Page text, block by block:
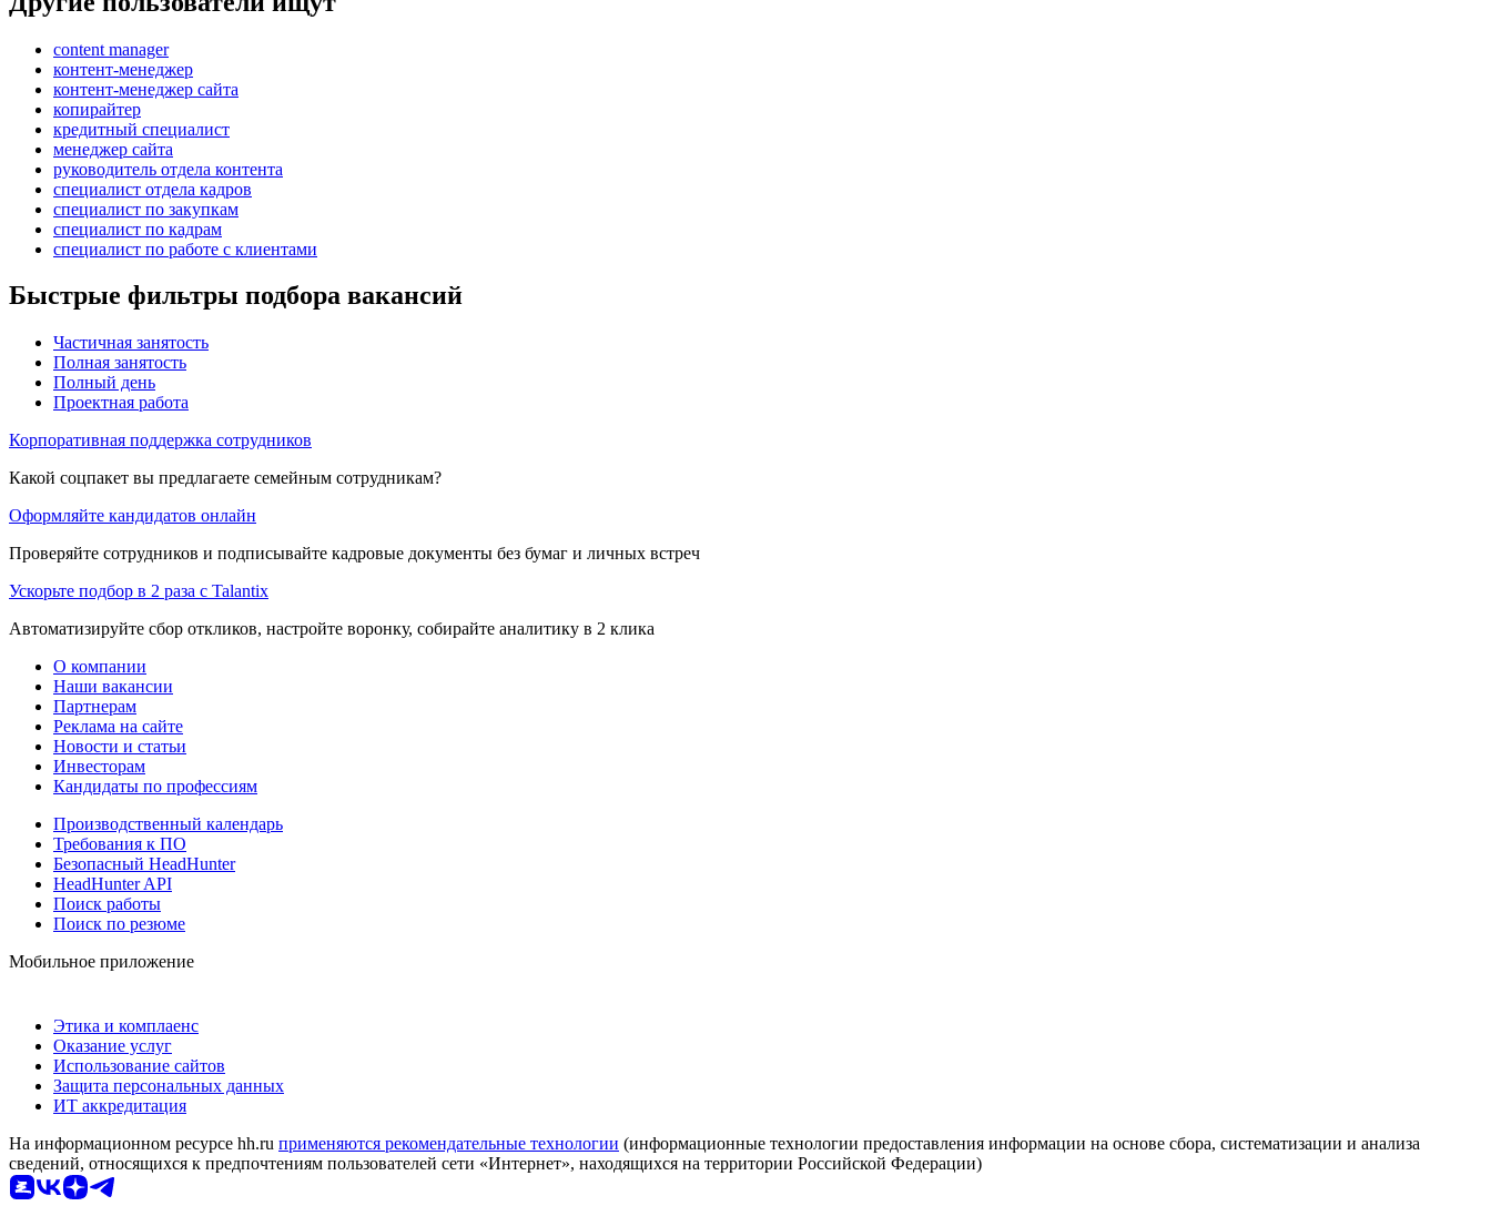
content manager
контент-менеджер
контент-менеджер сайта
копирайтер
кредитный специалист
менеджер сайта
руководитель отдела контента
специалист отдела кадров
специалист по закупкам
специалист по кадрам
специалист по работе с клиентами
Быстрые фильтры подбора вакансий
Частичная занятость
Полная занятость
Полный день
Проектная работа
Корпоративная поддержка сотрудников
Какой соцпакет вы предлагаете семейным сотрудникам?
Оформляйте кандидатов онлайн
Проверяйте сотрудников и подписывайте кадровые документы без бумаг и личных встреч
Ускорьте подбор в 2 раза с Talantix
Автоматизируйте сбор откликов, настройте воронку, собирайте аналитику в 2 клика
О компании
Наши вакансии
Партнерам
Реклама на сайте
Новости и статьи
Инвесторам
Кандидаты по профессиям
Производственный календарь
Требования к ПО
Безопасный HeadHunter
HeadHunter API
Поиск работы
Поиск по резюме
Мобильное приложение
Этика и комплаенс
Оказание услуг
Использование сайтов
Защита персональных данных
ИТ аккредитация
На информационном ресурсе hh.ru применяются рекомендательные технологии (информационные технологии предоставления информации на основе сбора, систематизации и анализа
сведений, относящихся к предпочтениям пользователей сети «Интернет», находящихся на территории Российской Федерации)